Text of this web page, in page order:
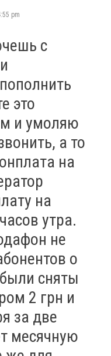
pm
с
это
и умоляю
а то
на
на
утра.
не
о
сняты
2 грн и
за две
месячную